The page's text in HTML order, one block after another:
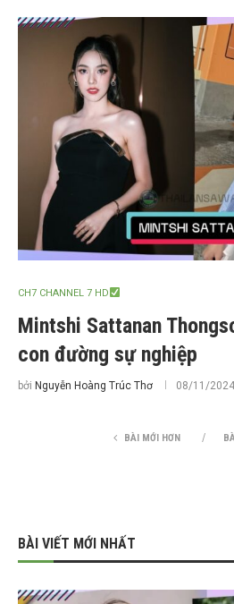
CH7 CHANNEL 7 HD
Mintshi Sattanan
con đường sự nghiệp
bởi Nguyễn Hoàng Trúc Thơ 08/11/2024
BÀI MỚI HƠN
BÀI VIẾT MỚI NHẤT